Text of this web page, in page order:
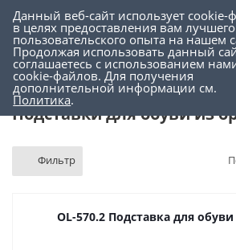
Торговое оборудование - Подставки из
Подставки для обуви из оргстекла
Подставки для обуви из
Фильтр
OL-570.2 Подставка для
Данный веб-сайт использует cookie-
в целях предоставления вам лучшего
пользовательского опыта на нашем
Продолжая использовать данный
соглашаетесь с использованием
cookie-файлов. Для получения
дополнительной информации см.
Политика.